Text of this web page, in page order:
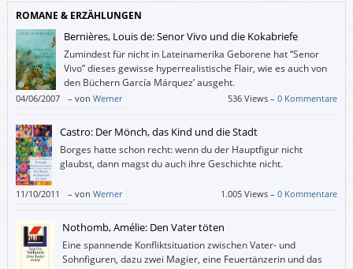
ROMANE & ERZÄHLUNGEN
Bernières, Louis de: Senor Vivo und die Kokabriefe
Zumindest für nicht in Lateinamerika Geborene hat “Senor
Vivo” dieses gewisse hyperrealistische Flair, wie es auch von
den Büchern García Márquez’ ausgeht.
04/06/2007 – von Werner 536 Views –0 Kommentare
Castro: Der Mönch, das Kind und die Stadt
Borges hatte schon recht: wenn du der Hauptfigur nicht
glaubst, dann magst du auch ihre Geschichte nicht.
11/10/2011 – von Werner 1.005 Views –0 Kommentare
Nothomb, Amélie: Den Vater töten
Eine spannende Konfliktsituation zwischen Vater- und
Sohnfiguren, dazu zwei Magier, eine Feuertänzerin und das